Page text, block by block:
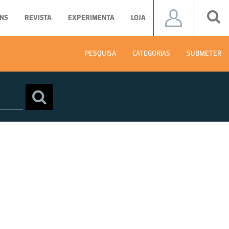
REVISTA EXPERIMENTA LOJA
PESQUISA CATEGORIAS SUBMETER